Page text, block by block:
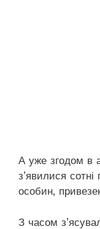
А уже згодом в
з’явилися сотні
особин,
З часом